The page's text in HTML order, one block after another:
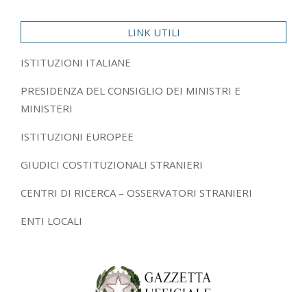
LINK UTILI
ISTITUZIONI ITALIANE
PRESIDENZA DEL CONSIGLIO DEI MINISTRI E
MINISTERI
ISTITUZIONI EUROPEE
GIUDICI COSTITUZIONALI STRANIERI
CENTRI DI RICERCA – OSSERVATORI STRANIERI
ENTI LOCALI